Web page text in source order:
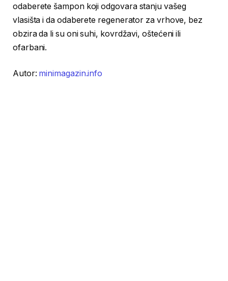
odaberete šampon koji odgovara stanju vašeg
vlasišta i da odaberete regenerator za vrhove, bez
obzira da li su oni suhi, kovrdžavi, oštećeni ili
ofarbani.
Autor: minimagazin.info